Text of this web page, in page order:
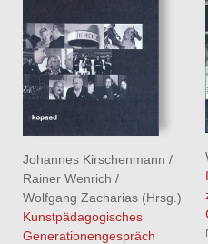
Johannes Kirschenmann /
Rainer Wenrich /
Wolfgang Zacharias (Hrsg.)
Kunstpädagogisches
Generationengespräch